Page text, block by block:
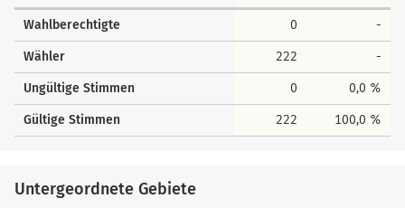
Wahlberechtigte 0 -
Wähler 222 -
Ungültige Stimmen 0 0,0 %
Gültige Stimmen 222 100,0 %
Untergeordnete Gebiete